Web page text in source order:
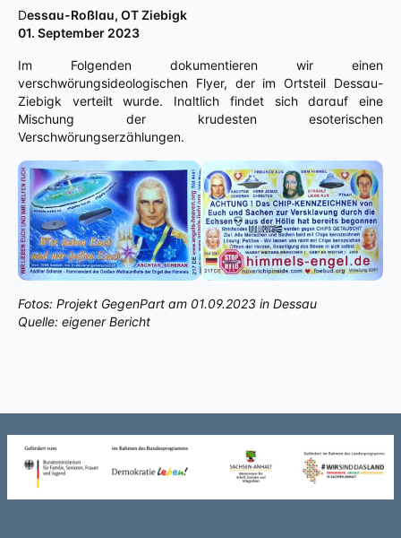
Dessau-Roßlau, OT Ziebigk
01. September 2023
Im Folgenden dokumentieren wir einen
verschwörungsideologischen Flyer, der im Ortsteil Dessau-
Ziebigk verteilt wurde. Inaltlich findet sich darauf eine
Mischung der krudesten esoterischen
Verschwörungserzählungen.
Fotos: Projekt GegenPart am 01.09.2023 in Dessau
Quelle: eigener Bericht